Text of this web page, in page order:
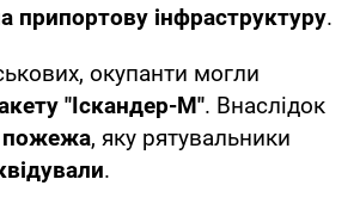
припортову інфраструктуру.
окупанти могли
"Іскандер-М". Внаслідок
пожежа, яку рятувальники
.